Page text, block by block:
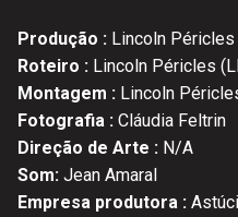
Produção : Lincoln Péricles
Roteiro : Lincoln Péricles
Montagem : Lincoln
Fotografia : Cláudia Feltrin
Direção de Arte : N/A
Som: Jean Amaral
Empresa produtora :